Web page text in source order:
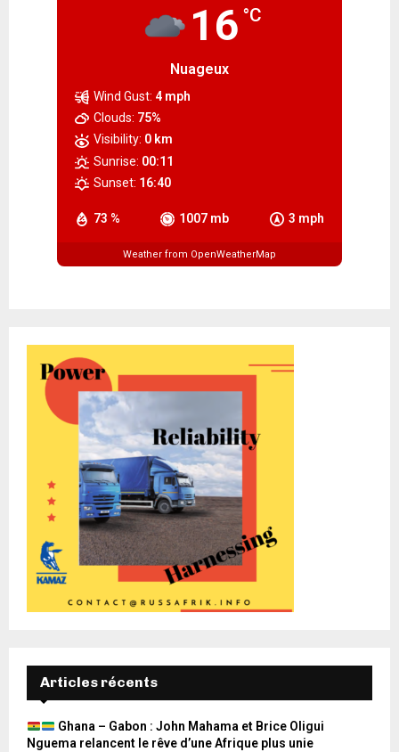
16 °C
Nuageux
73 % 1007 mb 3 mph
Wind Gust: 4 mph
Clouds: 75%
Visibility: 0 km
Sunrise: 00:11
Sunset: 16:40
Weather from OpenWeatherMap
Articles récents
Ghana – Gabon : John Mahama et Brice Oligui
Nguema relancent le rêve d’une Afrique plus unie